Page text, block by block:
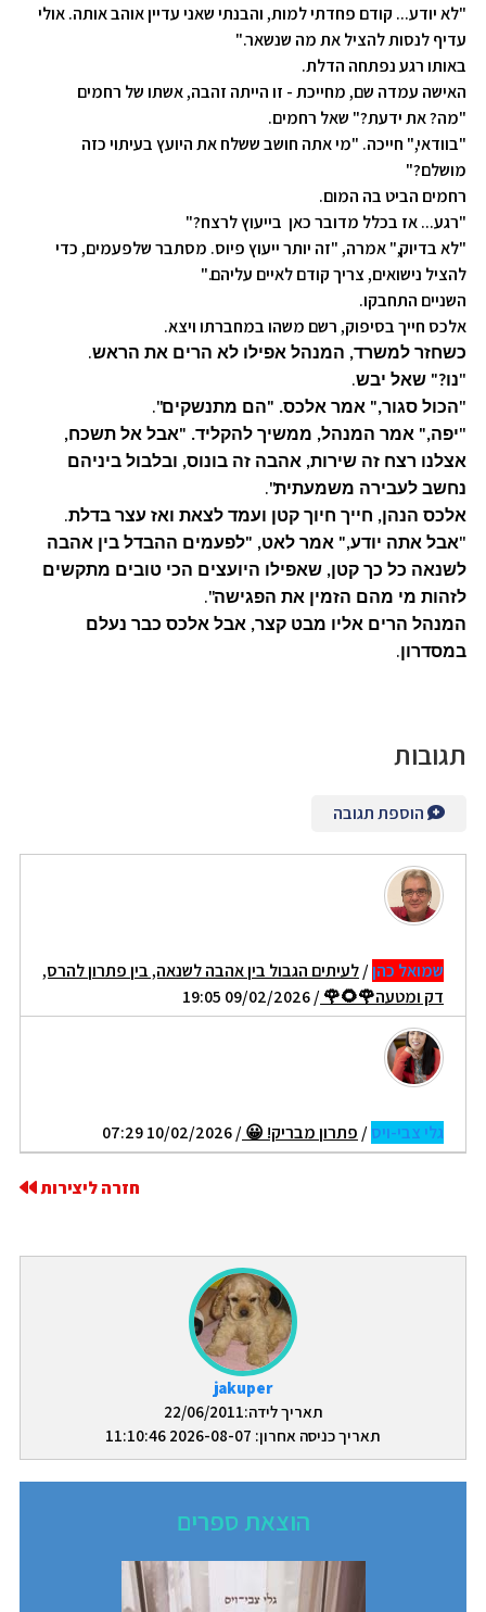
jakuper
תאריך לידה:22/06/2011
תאריך כניסה אחרון: 2026-08-07 11:10:46
הוצאת ספרים
"לא יודע... קודם פחדתי למות, והבנתי שאני עדיין אוהב אותה. אולי
עדיף לנסות להציל את מה שנשאר."
באותו רגע נפתחה הדלת.
האישה עמדה שם, מחייכת - זו הייתה זהבה, אשתו של רחמים
"מה? את ידעת?" שאל רחמים.
"בוודאי," חייכה. "מי אתה חושב ששלח את היועץ בעיתוי כזה
מושלם?"
רחמים הביט בה המום.
"רגע... אז בכלל מדובר כאן בייעוץ לרצח?"
"לא בדיוק," אמרה, "זה יותר ייעוץ פיוס. מסתבר שלפעמים, כדי
להציל נישואים, צריך קודם לאיים עליהם."
השניים התחבקו.
אלכס חייך בסיפוק, רשם משהו במחברתו ויצא.
כשחזר למשרד, המנהל אפילו לא הרים את הראש.
"נו?" שאל יבש.
"הכול סגור," אמר אלכס. "הם מתנשקים."
"יפה," אמר המנהל, ממשיך להקליד. "אבל אל תשכח,
אצלנו רצח זה שירות, אהבה זה בונוס, ובלבול ביניהם
נחשב לעבירה משמעתית."
אלכס הנהן, חייך חיוך קטן ועמד לצאת ואז עצר בדלת.
"אבל אתה יודע," אמר לאט, "לפעמים ההבדל בין אהבה
לשנאה כל כך קטן, שאפילו היועצים הכי טובים מתקשים
לזהות מי מהם הזמין את הפגישה."
המנהל הרים אליו מבט קצר, אבל אלכס כבר נעלם
במסדרון .
תגובות
הוספת תגובה
שמואל כהן/לעיתים הגבול בין אהבה לשנאה, בין פתרון להרס,
דק ומטעה🌹🌻🌹/ 09/02/2026 19:05
גלי צבי-ויס/ פתרון מבריק! 😀/ 10/02/2026 07:29
חזרה ליצירות